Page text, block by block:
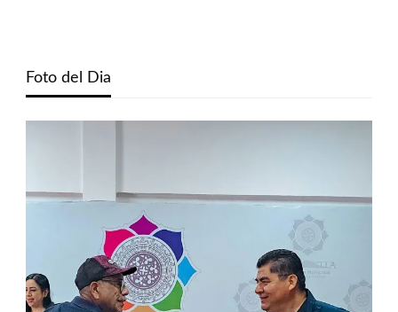
Foto del Dia